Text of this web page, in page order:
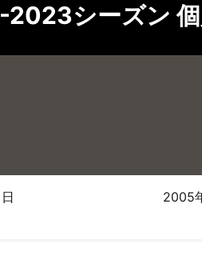
シーズン
2005